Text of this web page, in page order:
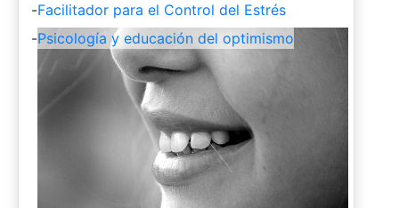
-Facilitador para el Control del Estrés
-Psicología y educación del optimismo